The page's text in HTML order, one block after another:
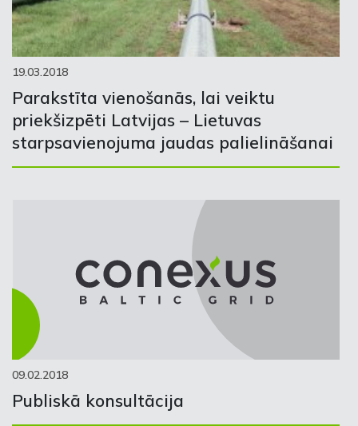
19.03.2018
Parakstīta vienošanās, lai veiktu
priekšizpēti Latvijas – Lietuvas
starpsavienojuma jaudas palielināšanai
09.02.2018
Publiskā konsultācija